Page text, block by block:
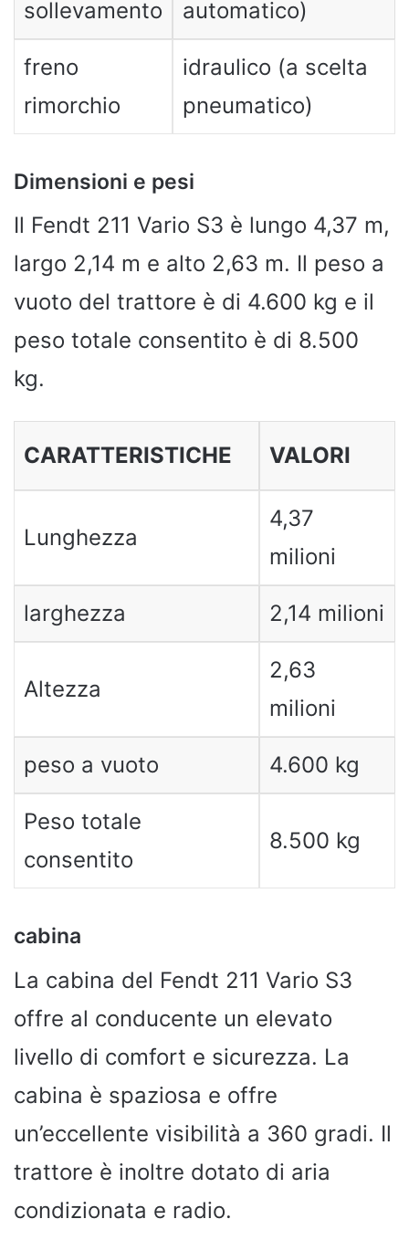
sollevamento automatico)
freno
rimorchio
idraulico (a scelta
pneumatico)
Dimensioni e pesi
Il Fendt 211 Vario S3 è lungo 4,37 m,
largo 2,14 m e alto 2,63 m. Il peso a
vuoto del trattore è di 4.600 kg e il
peso totale consentito è di 8.500
kg.
CARATTERISTICHE VALORI
Lunghezza
4,37
milioni
larghezza 2,14 milioni
Altezza
2,63
milioni
peso a vuoto 4.600 kg
Peso totale
consentito
8.500 kg
cabina
La cabina del Fendt 211 Vario S3
offre al conducente un elevato
livello di comfort e sicurezza. La
cabina è spaziosa e offre
un’eccellente visibilità a 360 gradi. Il
trattore è inoltre dotato di aria
condizionata e radio.